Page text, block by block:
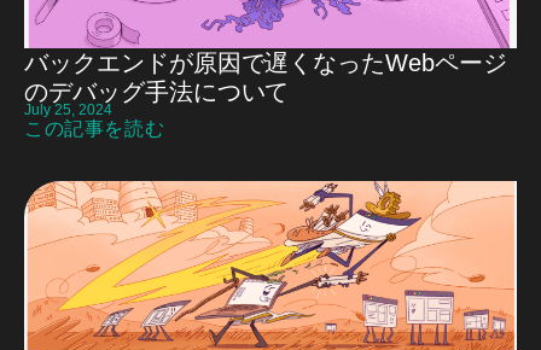
バックエンドが原因で遅くなったWebページ
のデバッグ手法について
July 25, 2024
この記事を読む